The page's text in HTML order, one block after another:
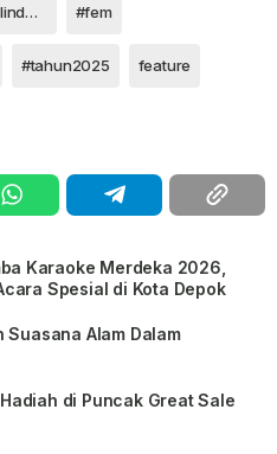
#bundaranhotelindonesia #fem
#tahun2025 feature
Karaoke Merdeka 2026,
Spesial di Kota Depok
Suasana Alam Dalam
di Puncak Great Sale